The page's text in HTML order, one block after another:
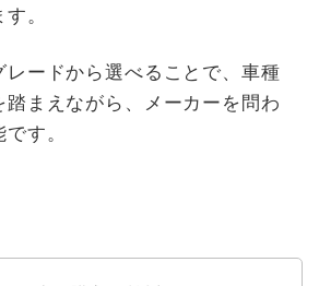
。
レードから選べることで、車種
踏まえながら、メーカーを問わ
す。